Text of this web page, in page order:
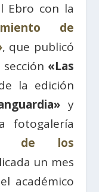
Ebro con la
de
, que publicó
«Las
la edición
y
fotogalería
de los
un mes
académico